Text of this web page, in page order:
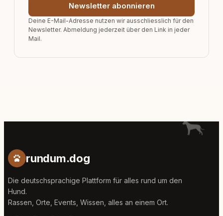
Newsletter abonnieren
Deine E-Mail-Adresse nutzen wir ausschliesslich für den
Newsletter. Abmeldung jederzeit über den Link in jeder
Mail.
rundum.dog
Die deutschsprachige Plattform für alles rund um den
Hund.
Rassen, Orte, Events, Wissen, alles an einem Ort.